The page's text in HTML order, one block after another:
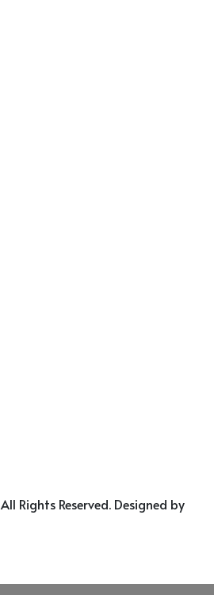
All Rights Reserved. Designed by